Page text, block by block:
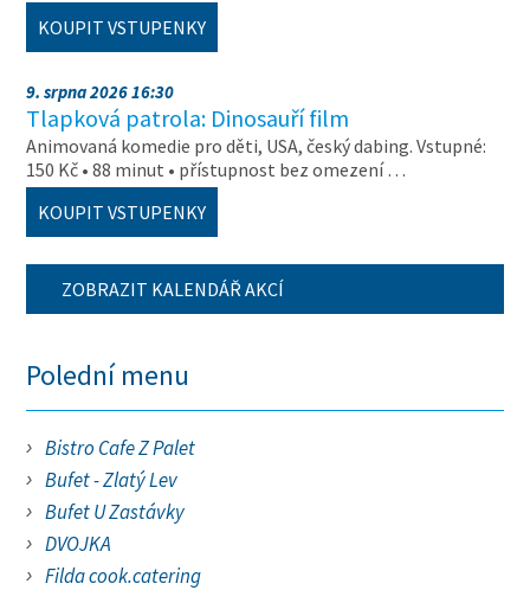
KOUPIT VSTUPENKY
9. srpna 2026 16:30
Tlapková patrola: Dinosauří film
Animovaná komedie pro děti, USA, český dabing. Vstupné:
150 Kč • 88 minut • přístupnost bez omezení …
KOUPIT VSTUPENKY
ZOBRAZIT KALENDÁŘ AKCÍ
Polední menu
Bistro Cafe Z Palet
Bufet - Zlatý Lev
Bufet U Zastávky
DVOJKA
Filda cook.catering